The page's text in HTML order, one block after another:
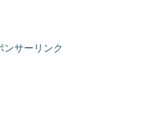
ンサーリンク